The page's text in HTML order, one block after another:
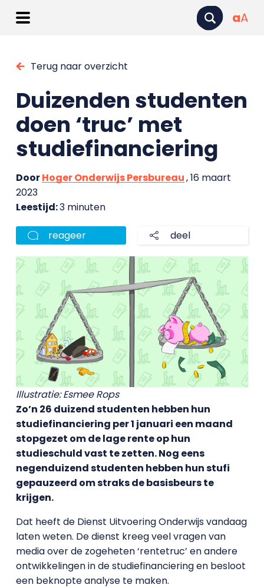
aA
Terug naar overzicht
Duizenden studenten
doen ‘truc’ met
studiefinanciering
DoorHoger Onderwijs Persbureau, 16 maart
2023
Leestijd:3 minuten
reageer deel
Illustratie: Esmee Rops
Zo’n 26 duizend studenten hebben hun
studiefinanciering per 1 januari een maand
stopgezet om de lage rente op hun
studieschuld vast te zetten. Nog eens
negenduizend studenten hebben hun stufi
gepauzeerd om straks de basisbeurs te
krijgen.
Dat heeft de Dienst Uitvoering Onderwijs vandaag
laten weten. De dienst kreeg veel vragen van
media over de zogeheten ‘rentetruc’ en andere
ontwikkelingen in de studiefinanciering en besloot
een beknopte analyse te maken.